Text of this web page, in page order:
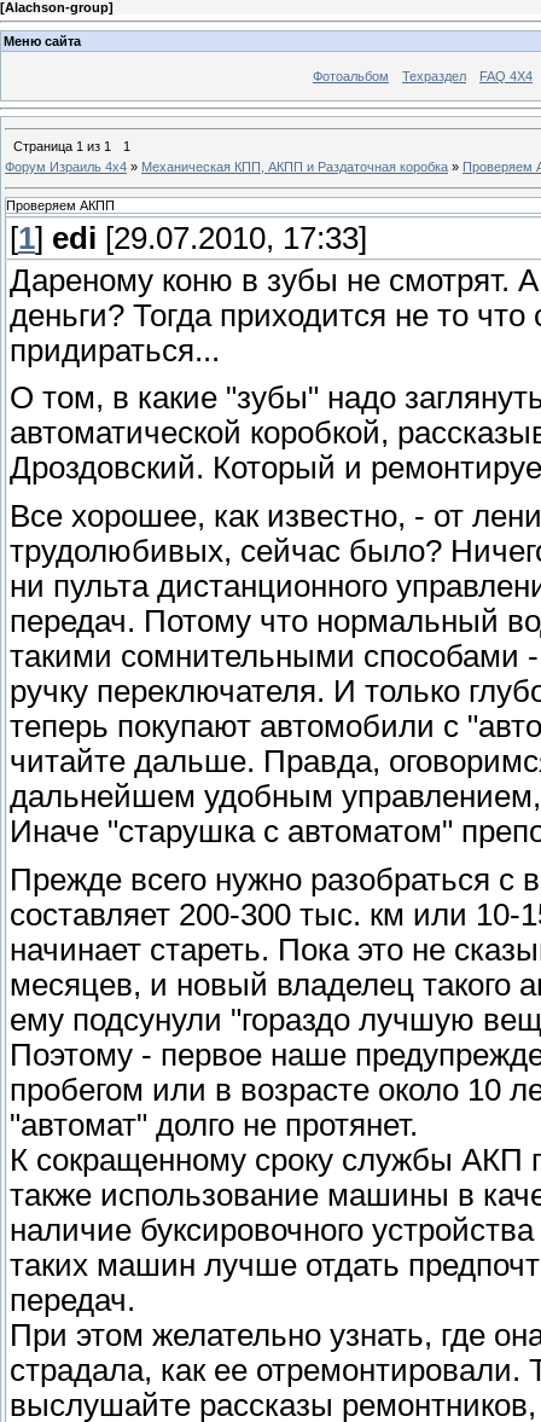
[Alachson-group]
Меню сайта
Фотоальбом Техраздел FAQ 4X4
Страница 1 из 1
1
Форум Израиль 4х4 » Механическая КПП, АКПП и Раздаточная коробка » Проверяем
Проверяем АКПП
[1] edi [29.07.2010, 17:33]
Дареному коню в зубы не смотрят.
деньги? Тогда приходится не то
придираться...
О том, в какие "зубы" надо
автоматической коробкой,
Дроздовский. Который и
Все хорошее, как известно, - от
трудолюбивых, сейчас было?
ни пульта дистанционного
передач. Потому что нормальный
такими сомнительными способами
ручку переключателя. И только
теперь покупают автомобили с
читайте дальше. Правда,
дальнейшем удобным
Иначе "старушка с автоматом"
Прежде всего нужно разобраться
составляет 200-300 тыс. км или 10-
начинает стареть. Пока это не
месяцев, и новый владелец такого
ему подсунули "гораздо лучшую
Поэтому - первое наше
пробегом или в возрасте около 10
"автомат" долго не протянет.
К сокращенному сроку службы АКП
также использование машины в
наличие буксировочного
таких машин лучше отдать
передач.
При этом желательно узнать, где
страдала, как ее
выслушайте рассказы